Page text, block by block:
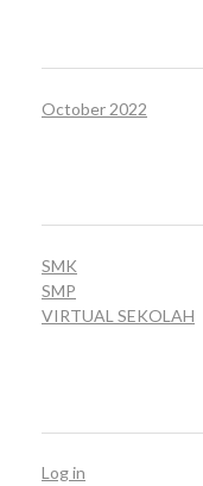
October 2022
SMK
SMP
VIRTUAL SEKOLAH
Log in